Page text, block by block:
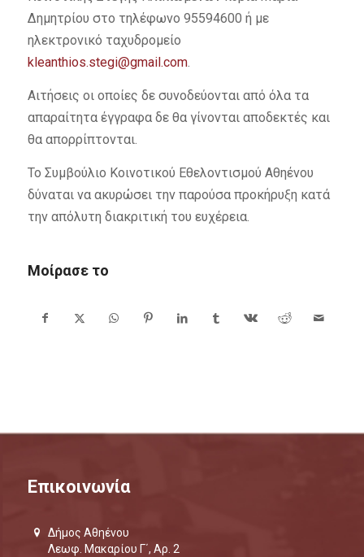
Δημητρίου στο τηλέφωνο 95594600 ή με
ηλεκτρονικό ταχυδρομείο
kleanthios.stegi@gmail.com.
Αιτήσεις οι οποίες δε συνοδεύονται από όλα τα
απαραίτητα έγγραφα δε θα γίνονται αποδεκτές και
θα απορρίπτονται.
Το Συμβούλιο Κοινοτικού Εθελοντισμού Αθηένου
δύναται να ακυρώσει την παρούσα προκήρυξη κατά
την απόλυτη διακριτική του ευχέρεια.
Μοίρασε το
Επικοινωνία
Δήμος Αθηένου
Λεωφ. Μακαρίου Γ΄, Αρ. 2